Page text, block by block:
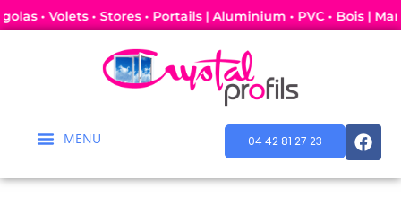
Vérandas • Pergolas • Volets • Stores • Portails | Aluminium
04 42 81 27 23